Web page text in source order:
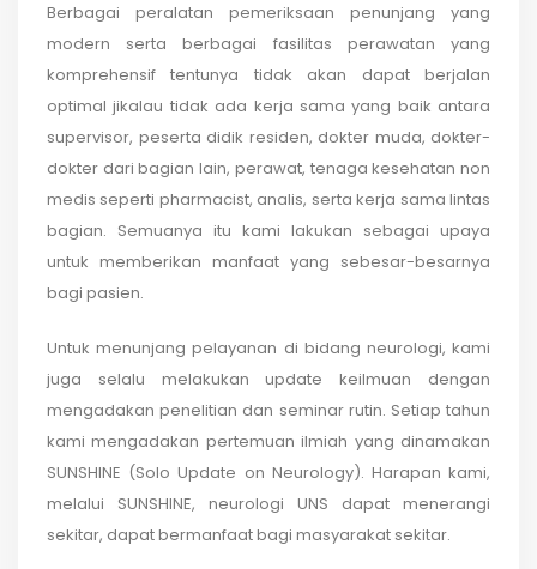
Berbagai peralatan pemeriksaan penunjang yang
modern serta berbagai fasilitas perawatan yang
komprehensif tentunya tidak akan dapat berjalan
optimal jikalau tidak ada kerja sama yang baik antara
supervisor, peserta didik residen, dokter muda, dokter-
dokter dari bagian lain, perawat, tenaga kesehatan non
medis seperti pharmacist, analis, serta kerja sama lintas
bagian. Semuanya itu kami lakukan sebagai upaya
untuk memberikan manfaat yang sebesar-besarnya
bagi pasien.
Untuk menunjang pelayanan di bidang neurologi, kami
juga selalu melakukan update keilmuan dengan
mengadakan penelitian dan seminar rutin. Setiap tahun
kami mengadakan pertemuan ilmiah yang dinamakan
SUNSHINE (Solo Update on Neurology). Harapan kami,
melalui SUNSHINE, neurologi UNS dapat menerangi
sekitar, dapat bermanfaat bagi masyarakat sekitar.